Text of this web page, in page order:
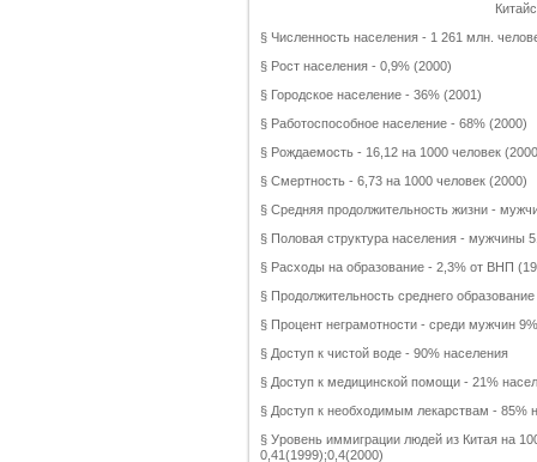
§ Численность населения - 1 261 млн.
§ Рост населения - 0,9% (2000)
§ Городское население - 36% (2001)
§ Работоспособное население - 68% (2000)
§ Рождаемость - 16,12 на 1000 человек
§ Смертность - 6,73 на 1000 человек (2000)
§ Средняя продолжительность жизни -
§ Половая структура населения - мужчины
§ Расходы на образование - 2,3% от ВНП
§ Продолжительность среднего
§ Процент неграмотности - среди мужчин
§ Доступ к чистой воде - 90% населения
§ Доступ к медицинской помощи - 21%
§ Доступ к необходимым лекарствам - 85%
§ Уровень иммиграции людей из Китая на
0,41(1999);0,4(2000)